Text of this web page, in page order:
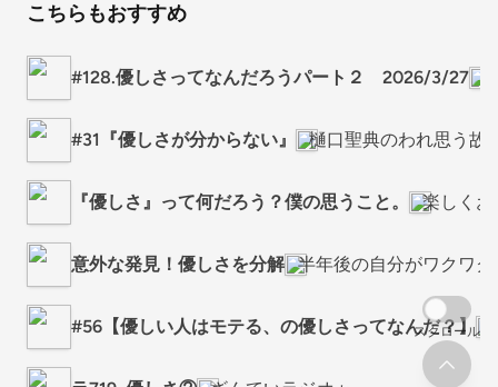
こちらもおすすめ
#128.優しさってなんだろうパート２ 2026/3/27
#31『優しさが分からない』 樋口聖典のわれ思う故
『優しさ』って何だろう？僕の思うこと。 楽しく
意外な発見！優しさを分解 半年後の自分がワクワ
#56【優しい人はモテる、の優しさってなんだ？】
スクロール